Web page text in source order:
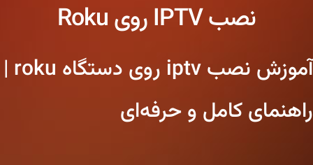
نصب IPTV روی Roku
آموزش نصب iptv روی دستگاه roku |
راهنمای کامل و حرفه‌ای